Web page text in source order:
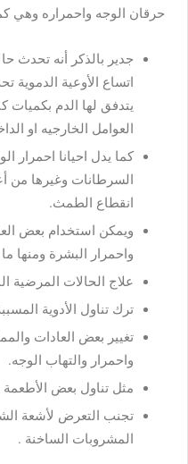
حرقان الوجه واحمراره وهي
جدير بالذكر أنه تحدث
اتساع الأوعية
يتدفق لها الدم بكميات
العوامل الخارجيه او
كما يدل احيانا
السرطانات وغيرها من
انقطاع الطمث.
ويمكن استخدام بعض
واحمرار البشرة ومنها
علاج الحالات المرضية
ترك تناول الأدوية
تغيير بعض العادات
واحمرار والتهاب الوجه.
مثل تناول بعض الأطعمة
تجنب التعرض لأشعة
المشروبات الساخنة .